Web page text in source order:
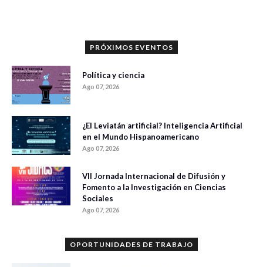
PRÓXIMOS EVENTOS
Política y ciencia
Ago 07, 2026
¿El Leviatán artificial? Inteligencia Artificial
en el Mundo Hispanoamericano
Ago 07, 2026
VII Jornada Internacional de Difusión y
Fomento a la Investigación en Ciencias
Sociales
Ago 07, 2026
OPORTUNIDADES DE TRABAJO